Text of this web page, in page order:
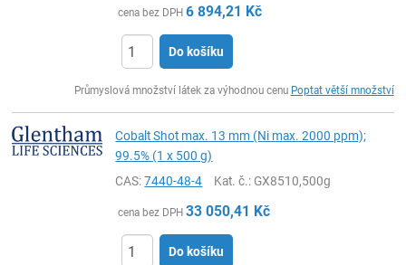
cena bez DPH 6 894,21 Kč
Do košíku
Průmyslová množství látek za výhodnou cenu Poptat větší množství
Cobalt Shot max. 13 mm (Ni max. 2000 ppm);
99.5% (1 x 500 g)
CAS:7440-48-4 Kat. č.: GX8510,500g
cena bez DPH 33 050,41 Kč
Do košíku